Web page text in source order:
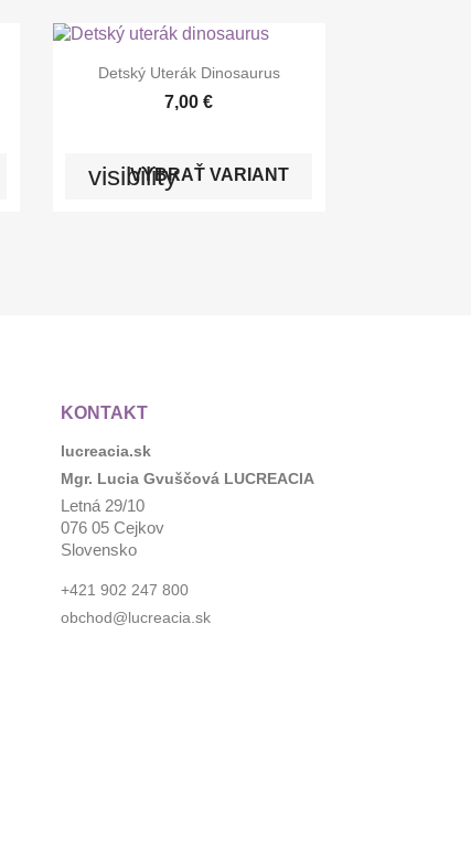
 Rýchly náhľad
Detský Uterák Dinosaurus
7,00 €
visibility
VYBRAŤ VARIANT
KONTAKT
lucreacia.sk
Mgr. Lucia Gvuščová LUCREACIA
Letná 29/10
076 05 Cejkov
Slovensko
+421 902 247 800
obchod@lucreacia.sk